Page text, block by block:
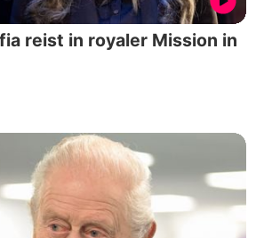
reist in royaler Mission in